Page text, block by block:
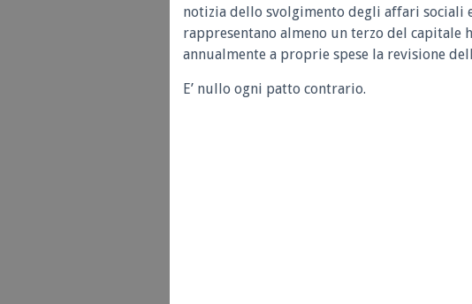
notizia dello svolgimento degli affari sociali
rappresentano almeno un terzo del
annualmente a proprie spese la revisione
E’ nullo ogni patto contrario.